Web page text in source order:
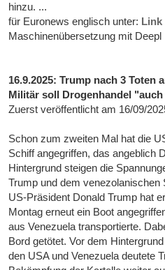
hinzu. ...
für Euronews englisch unter: Link
Maschinenübersetzung mit Deepl
16.9.2025: Trump nach 3 Toten
Militär soll Drogenhandel
Zuerst veröffentlicht am 16/09/
Schon zum zweiten Mal hat die
Schiff angegriffen, das angeblich
Hintergrund steigen die
Trump und dem
US-Präsident Donald Trump hat
Montag erneut ein Boot
aus Venezuela transportierte.
Bord getötet. Vor dem
den USA und Venezuela deutete